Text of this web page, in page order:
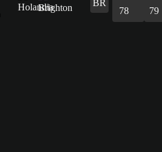
BR
78
79